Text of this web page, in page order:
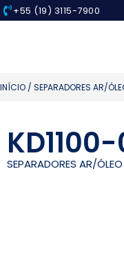
+55 (19) 3115-7900
INÍCIO / SEPARADORES AR/
SEPARADORES AR/ÓLEO